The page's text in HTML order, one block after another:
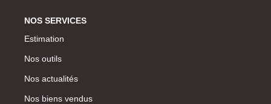
NOS SERVICES
Estimation
Nos outils
Nos actualités
Nos biens vendus